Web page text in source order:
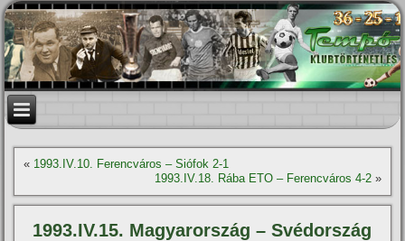
« 1993.IV.10. Ferencváros – Siófok 2-1
1993.IV.18. Rába ETO – Ferencváros 4-2»
1993.IV.15. Magyarország – Svédország